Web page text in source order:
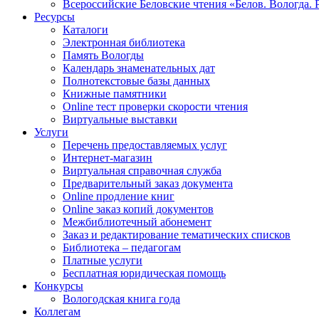
Всероссийские Беловские чтения «Белов. Вологда.
Ресурсы
Каталоги
Электронная библиотека
Память Вологды
Календарь знаменательных дат
Полнотекстовые базы данных
Книжные памятники
Online тест проверки скорости чтения
Виртуальные выставки
Услуги
Перечень предоставляемых услуг
Интернет-магазин
Виртуальная справочная служба
Предварительный заказ документа
Online продление книг
Online заказ копий документов
Межбиблиотечный абонемент
Заказ и редактирование тематических списков
Библиотека – педагогам
Платные услуги
Бесплатная юридическая помощь
Конкурсы
Вологодская книга года
Коллегам